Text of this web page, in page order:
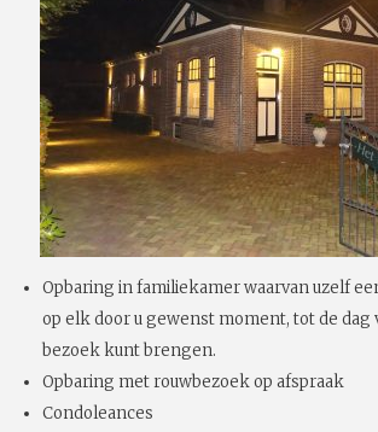
Opbaring in familiekamer waarvan uzelf
op elk door u gewenst moment, tot de dag
bezoek kunt brengen.
Opbaring met rouwbezoek op afspraak
Condoleances